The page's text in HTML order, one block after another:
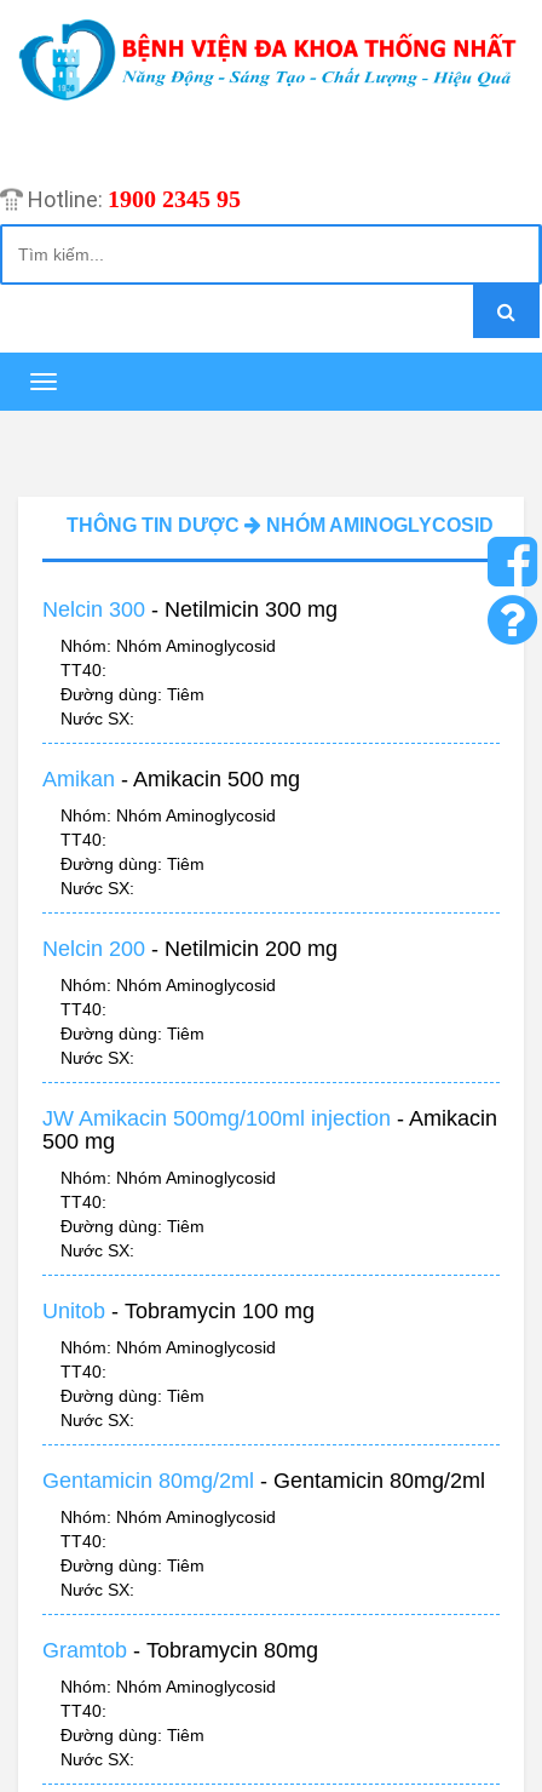
Hotline: 1900 2345 95
Toggle
navigation
THÔNG TIN DƯỢC NHÓM AMINOGLYCOSID
Nelcin 300 - Netilmicin 300 mg
Nhóm: Nhóm Aminoglycosid
TT40:
Đường dùng: Tiêm
Nước SX:
Amikan - Amikacin 500 mg
Nhóm: Nhóm Aminoglycosid
TT40:
Đường dùng: Tiêm
Nước SX:
Nelcin 200 - Netilmicin 200 mg
Nhóm: Nhóm Aminoglycosid
TT40:
Đường dùng: Tiêm
Nước SX:
JW Amikacin 500mg/100ml injection - Amikacin
500 mg
Nhóm: Nhóm Aminoglycosid
TT40:
Đường dùng: Tiêm
Nước SX:
Unitob - Tobramycin 100 mg
Nhóm: Nhóm Aminoglycosid
TT40:
Đường dùng: Tiêm
Nước SX:
Gentamicin 80mg/2ml - Gentamicin 80mg/2ml
Nhóm: Nhóm Aminoglycosid
TT40:
Đường dùng: Tiêm
Nước SX:
Gramtob - Tobramycin 80mg
Nhóm: Nhóm Aminoglycosid
TT40:
Đường dùng: Tiêm
Nước SX: